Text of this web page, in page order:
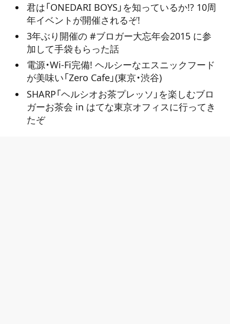
君は「ONEDARI BOYS」を知っているか!? 10周
年イベントが開催されるぞ!
3年ぶり開催の #ブロガー大忘年会2015 に参
加して手袋もらった話
電源・Wi-Fi完備! ヘルシーなエスニックフード
が美味い「Zero Cafe」(東京・渋谷)
SHARP「ヘルシオお茶プレッソ」を楽しむブロ
ガーお茶会 in はてな東京オフィスに行ってき
たぞ